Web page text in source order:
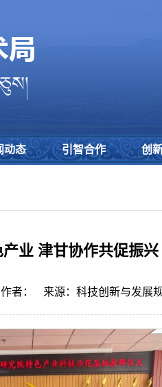
动态 引智合作 创
业 津甘协作共促振兴
作者： 来源：科技创新与发展